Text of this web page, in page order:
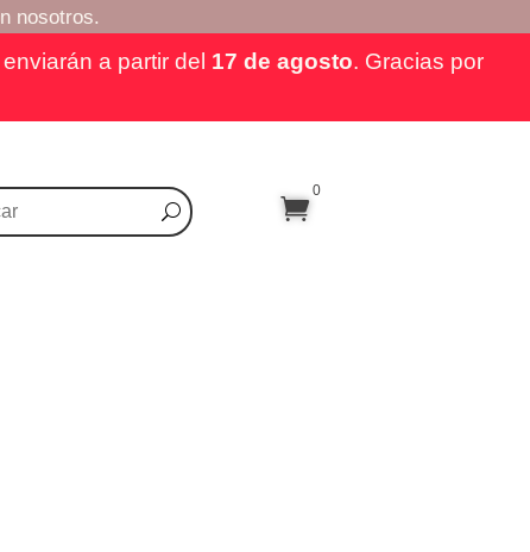
nosotros.
a partir del 17 de agosto. Gracias por

0